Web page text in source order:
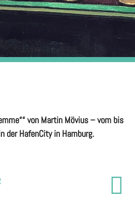
von Martin Mövius – vom bis
der HafenCity in Hamburg.